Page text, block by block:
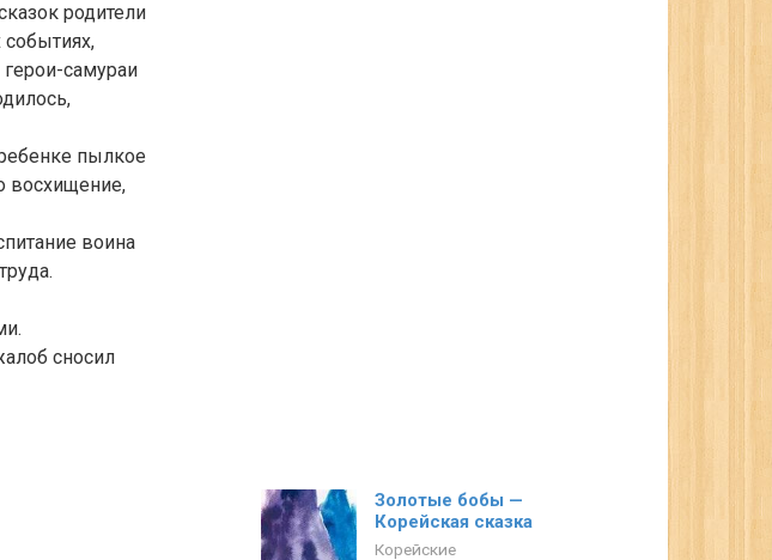
родители
самураи
пылкое
восхищение,
воина
сносил
Золотые бобы —
Корейская сказка
Корейские